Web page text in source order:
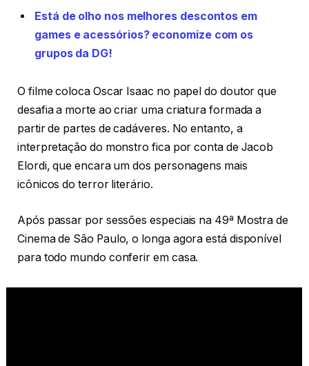
Está de olho nos melhores descontos em
games e acessórios? economize com os
grupos da DG!
O filme coloca Oscar Isaac no papel do doutor que
desafia a morte ao criar uma criatura formada a
partir de partes de cadáveres. No entanto, a
interpretação do monstro fica por conta de Jacob
Elordi, que encara um dos personagens mais
icônicos do terror literário.
Após passar por sessões especiais na 49ª Mostra de
Cinema de São Paulo, o longa agora está disponível
para todo mundo conferir em casa.